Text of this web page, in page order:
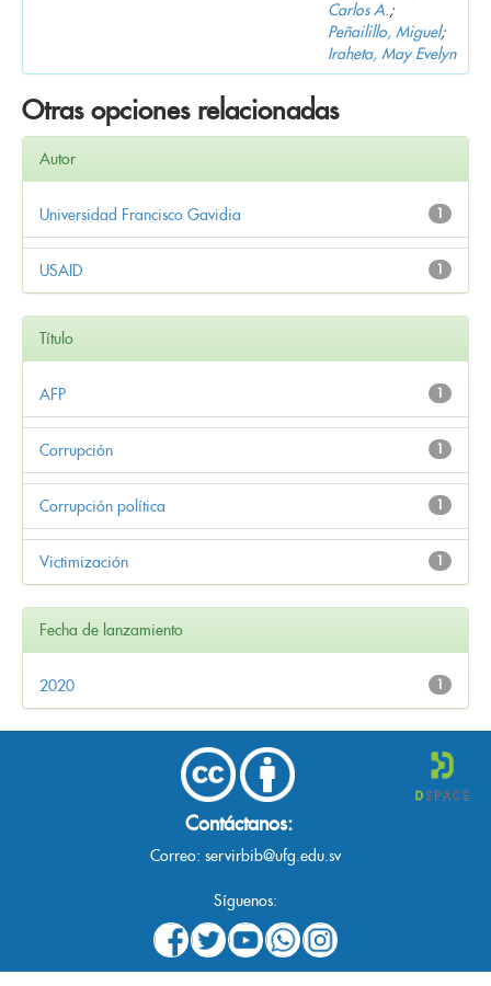
Carlos A.;
Peñailillo, Miguel;
Iraheta, May Evelyn
Otras opciones relacionadas
Autor
1
Universidad Francisco Gavidia
1
USAID
Título
1
AFP
1
Corrupción
1
Corrupción política
1
Victimización
Fecha de lanzamiento
1
2020
Contáctanos:
Correo: servirbib@ufg.edu.sv
Síguenos: